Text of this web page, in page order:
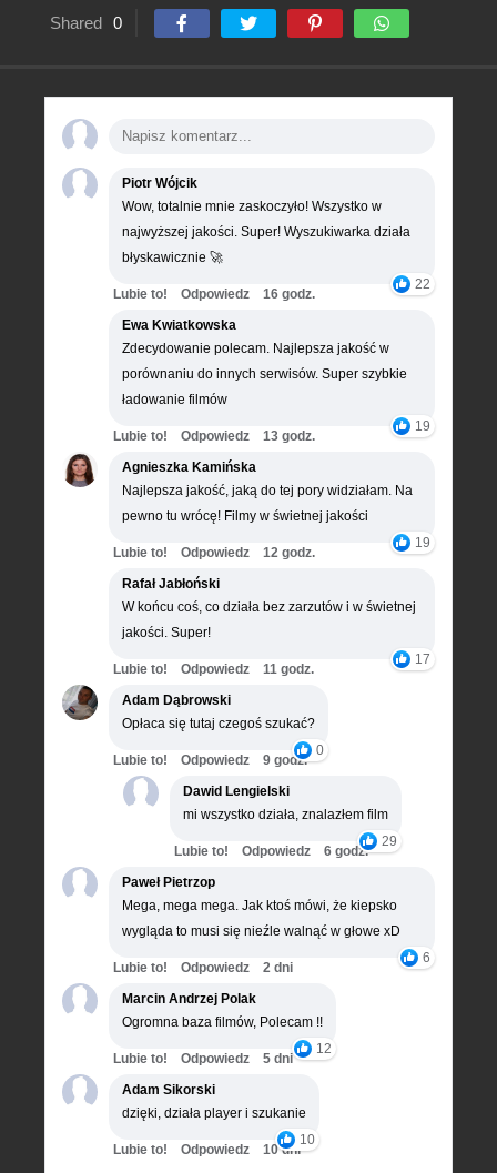
Shared 0
Piotr Wójcik
Wow, totalnie mnie zaskoczyło! Wszystko w
najwyższej jakości. Super! Wyszukiwarka działa
błyskawicznie 🚀
22
Lubie to! Odpowiedz
16 godz.
Ewa Kwiatkowska
Zdecydowanie polecam. Najlepsza jakość w
porównaniu do innych serwisów. Super szybkie
ładowanie filmów
19
Lubie to! Odpowiedz
13 godz.
Agnieszka Kamińska
Najlepsza jakość, jaką do tej pory widziałam. Na
pewno tu wrócę! Filmy w świetnej jakości
19
Lubie to! Odpowiedz
12 godz.
Rafał Jabłoński
W końcu coś, co działa bez zarzutów i w świetnej
jakości. Super!
17
Lubie to! Odpowiedz
11 godz.
Adam Dąbrowski
Opłaca się tutaj czegoś szukać?
0
Lubie to! Odpowiedz
9 godz.
Dawid Lengielski
mi wszystko działa, znalazłem film
29
Lubie to! Odpowiedz
6 godz.
Paweł Pietrzop
Mega, mega mega. Jak ktoś mówi, że kiepsko
wygląda to musi się nieźle walnąć w głowe xD
6
Lubie to! Odpowiedz
2 dni
Marcin Andrzej Polak
Ogromna baza filmów, Polecam !!
12
Lubie to! Odpowiedz
5 dni
Adam Sikorski
dzięki, działa player i szukanie
10
Lubie to! Odpowiedz 10 dni